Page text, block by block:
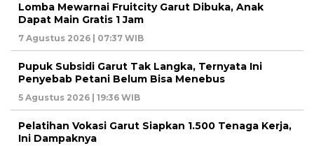
Lomba Mewarnai Fruitcity Garut Dibuka, Anak
Dapat Main Gratis 1 Jam
7 Agustus 2026 | 07:37 WIB
Pupuk Subsidi Garut Tak Langka, Ternyata Ini
Penyebab Petani Belum Bisa Menebus
5 Agustus 2026 | 19:36 WIB
Pelatihan Vokasi Garut Siapkan 1.500 Tenaga Kerja,
Ini Dampaknya